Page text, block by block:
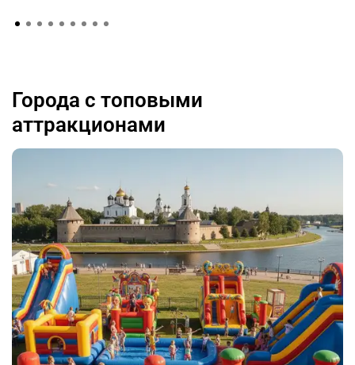
Города с топовыми
аттракционами